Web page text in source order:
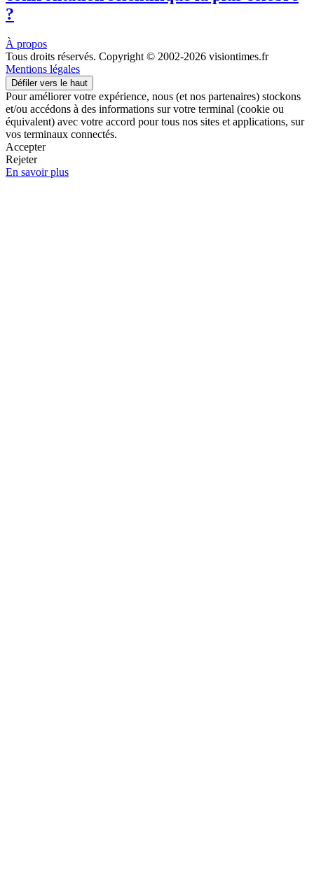
?
À propos
Tous droits réservés. Copyright © 2002-2026 visiontimes.fr
Mentions légales
Défiler vers le haut
Pour améliorer votre expérience, nous (et nos partenaires) stockons
et/ou accédons à des informations sur votre terminal (cookie ou
équivalent) avec votre accord pour tous nos sites et applications, sur
vos terminaux connectés.
Accepter
Rejeter
En savoir plus